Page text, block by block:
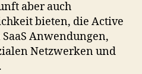
aber auch
bieten, die Active
Anwendungen,
Netzwerken und